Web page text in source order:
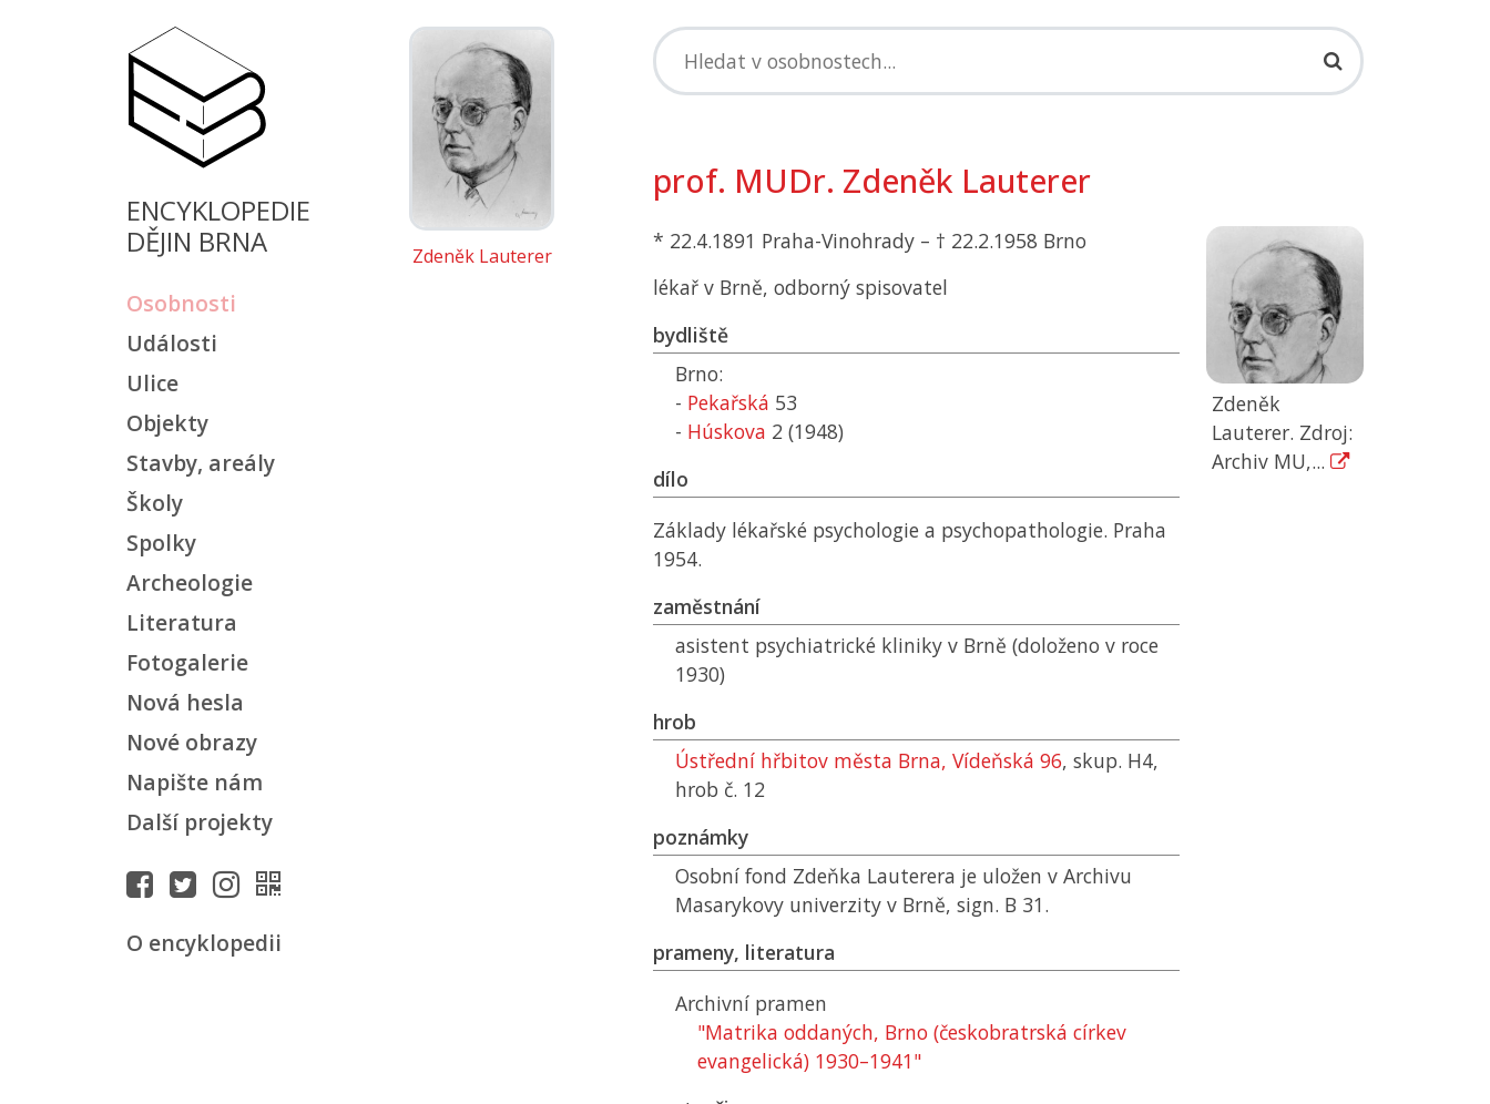
ENCYKLOPEDIE
DĚJIN BRNA
Osobnosti
Události
Ulice
Objekty
Stavby, areály
Školy
Spolky
Archeologie
Literatura
Fotogalerie
Nová hesla
Nové obrazy
Napište nám
Další projekty
O encyklopedii
Zdeněk Lauterer
prof. MUDr. Zdeněk Lauterer
* 22.4.1891 Praha-Vinohrady – † 22.2.1958 Brno
lékař v Brně, odborný spisovatel
bydliště
Brno:
- Pekařská 53
- Húskova 2 (1948)
dílo
Základy lékařské psychologie a psychopathologie. Praha
1954.
zaměstnání
asistent psychiatrické kliniky v Brně (doloženo v roce
1930)
hrob
Ústřední hřbitov města Brna, Vídeňská 96, skup. H4,
hrob č. 12
poznámky
Osobní fond Zdeňka Lauterera je uložen v Archivu
Masarykovy univerzity v Brně, sign. B 31.
prameny, literatura
Archivní pramen
"Matrika oddaných, Brno (českobratrská církev
evangelická) 1930–1941"
Zdeněk
Lauterer. Zdroj:
Archiv MU,...